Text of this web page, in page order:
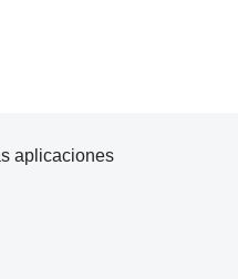
aplicaciones